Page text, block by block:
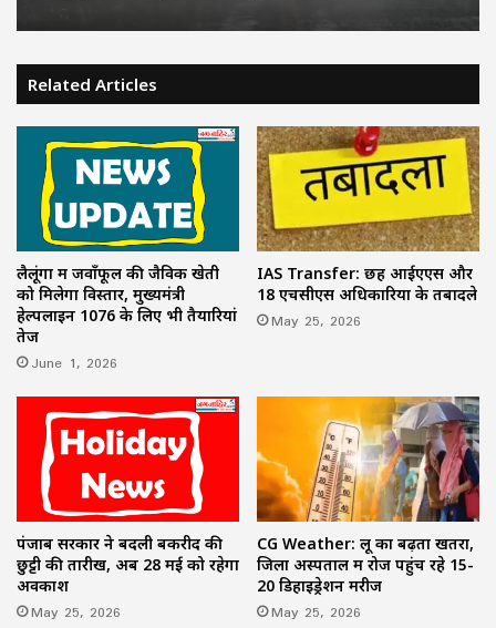
Related Articles
लैलूंगा में जवाँफूल की जैविक खेती
को मिलेगा विस्तार, मुख्यमंत्री
हेल्पलाइन 1076 के लिए भी तैयारियां
तेज
June 1, 2026
IAS Transfer: छह आईएएस और
18 एचसीएस अधिकारियों के तबादले
May 25, 2026
पंजाब सरकार ने बदली बकरीद की
छुट्टी की तारीख, अब 28 मई को रहेगा
अवकाश
May 25, 2026
CG Weather: लू का बढ़ता खतरा,
जिला अस्पताल में रोज पहुंच रहे 15-
20 डिहाइड्रेशन मरीज
May 25, 2026